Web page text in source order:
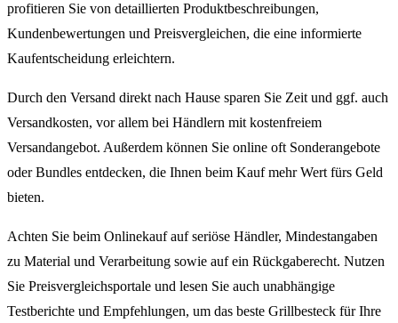
profitieren Sie von detaillierten Produktbeschreibungen,
Kundenbewertungen und Preisvergleichen, die eine informierte
Kaufentscheidung erleichtern.
Durch den Versand direkt nach Hause sparen Sie Zeit und ggf. auch
Versandkosten, vor allem bei Händlern mit kostenfreiem
Versandangebot. Außerdem können Sie online oft Sonderangebote
oder Bundles entdecken, die Ihnen beim Kauf mehr Wert fürs Geld
bieten.
Achten Sie beim Onlinekauf auf seriöse Händler, Mindestangaben
zu Material und Verarbeitung sowie auf ein Rückgaberecht. Nutzen
Sie Preisvergleichsportale und lesen Sie auch unabhängige
Testberichte und Empfehlungen, um das beste Grillbesteck für Ihre